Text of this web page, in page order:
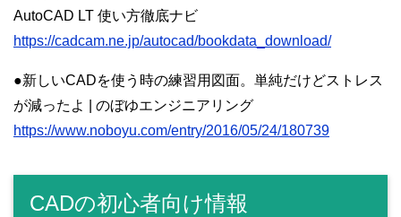
AutoCAD LT 使い方徹底ナビ
https://cadcam.ne.jp/autocad/bookdata_download/
●新しいCADを使う時の練習用図面。単純だけどストレス
が減ったよ | のぼゆエンジニアリング
https://www.noboyu.com/entry/2016/05/24/180739
CADの初心者向け情報